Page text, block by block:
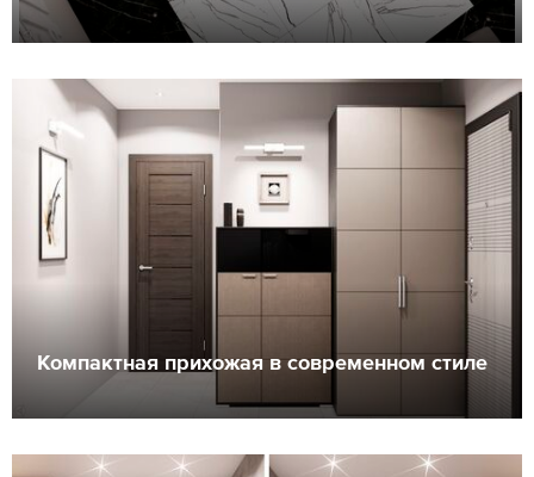
Компактная прихожая в современном стиле